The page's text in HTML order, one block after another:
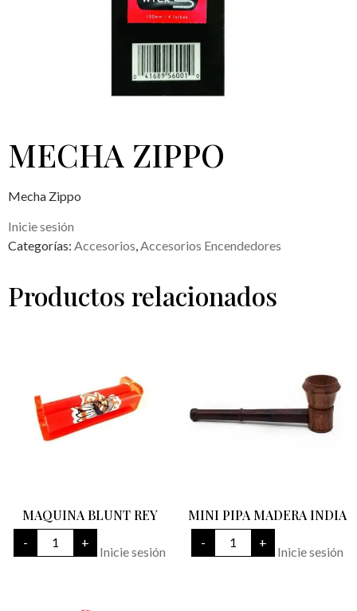
MECHA ZIPPO
Mecha Zippo
Inicie sesión
Categorías: Accesorios,Accesorios Encendedores
Productos relacionados
MAQUINA BLUNT REY
-
MAQUINA
BLUNT
REY
+
Inicie sesión
MINI PIPA MADERA INDIA
-
MINI
PIPA
MADERA
+
Inicie sesión